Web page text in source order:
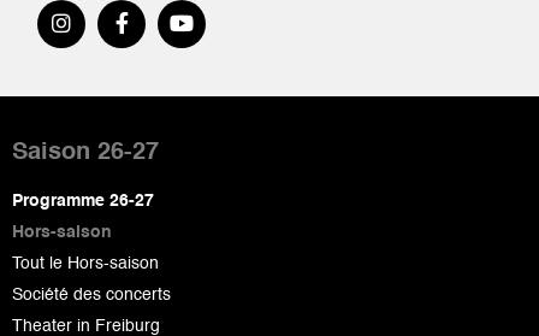
de
page
Saison 26-27
Programme 26-27
Hors-saison
Tout le Hors-saison
Société des concerts
Theater in Freiburg